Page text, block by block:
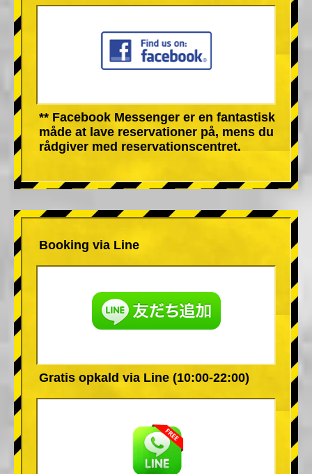
** Facebook Messenger er en fantastisk
måde at lave reservationer på, mens du
rådgiver med reservationscentret.
Booking via Line
Gratis opkald via Line (10:00-22:00)